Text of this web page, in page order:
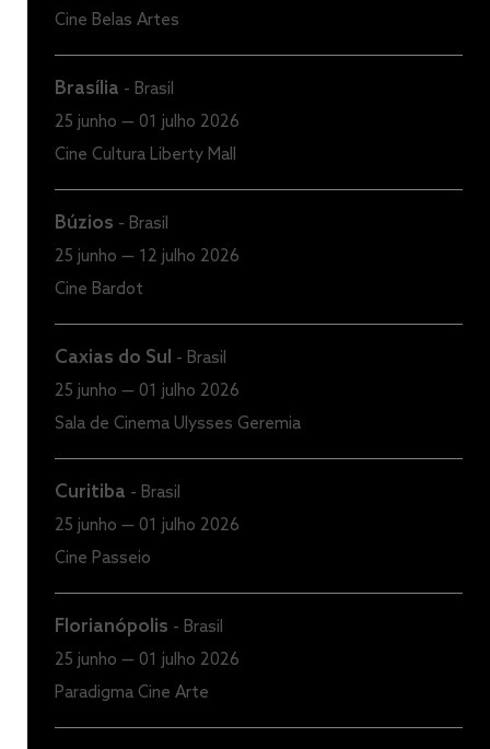
Cine Belas Artes
Brasília - Brasil
25 junho — 01 julho 2026
Cine Cultura Liberty Mall
Búzios - Brasil
25 junho — 12 julho 2026
Cine Bardot
Caxias do Sul - Brasil
25 junho — 01 julho 2026
Sala de Cinema Ulysses Geremia
Curitiba - Brasil
25 junho — 01 julho 2026
Cine Passeio
Florianópolis - Brasil
25 junho — 01 julho 2026
Paradigma Cine Arte